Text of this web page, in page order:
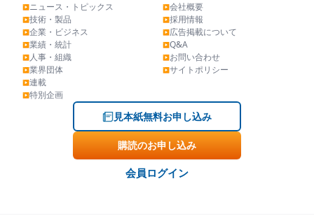
▶ニュース・トピックス
▶技術・製品
▶企業・ビジネス
▶業績・統計
▶人事・組織
▶業界団体
▶連載
▶特別企画
▶会社概要
▶採用情報
▶広告掲載について
▶Q&A
▶お問い合わせ
▶サイトポリシー
見本紙無料お申し込み
購読のお申し込み
会員ログイン